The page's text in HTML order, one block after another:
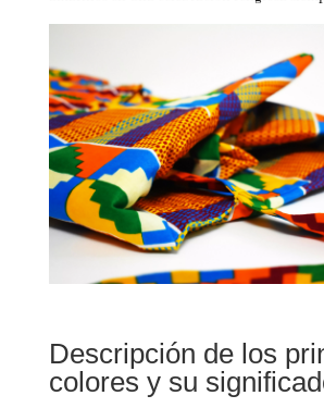
Descripción de los
colores y su